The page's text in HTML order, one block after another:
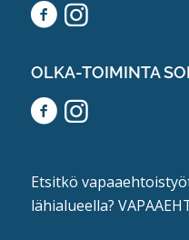
OLKA-TOIMINTA
Etsitkö
lähialueella?